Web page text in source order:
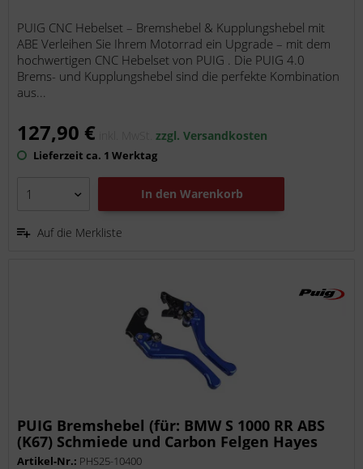
PUIG CNC Hebelset – Bremshebel & Kupplungshebel mit
ABE Verleihen Sie Ihrem Motorrad ein Upgrade – mit dem
hochwertigen CNC Hebelset von PUIG . Die PUIG 4.0
Brems- und Kupplungshebel sind die perfekte Kombination
aus...
127,90 € inkl. MwSt.zzgl. Versandkosten
Lieferzeit ca. 1 Werktag
In den Warenkorb
Auf die Merkliste
PUIG Bremshebel (für: BMW S 1000 RR ABS
(K67) Schmiede und Carbon Felgen Hayes
Bremszange K67 )
Artikel-Nr.: PHS25-10400